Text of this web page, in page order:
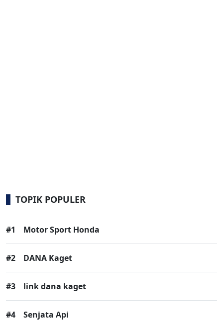
TOPIK POPULER
#1 Motor Sport Honda
#2 DANA Kaget
#3 link dana kaget
#4 Senjata Api